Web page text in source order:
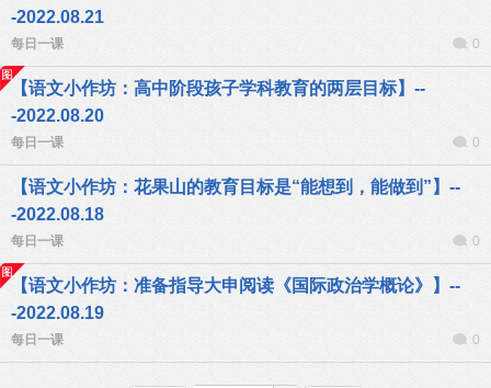
-2022.08.21
每日一课 0
【语文小作坊：高中阶段孩子学科教育的两层目标】--
-2022.08.20
每日一课 0
【语文小作坊：花果山的教育目标是“能想到，能做到”】--
-2022.08.18
每日一课 0
【语文小作坊：准备指导大申阅读《国际政治学概论》】--
-2022.08.19
每日一课 0